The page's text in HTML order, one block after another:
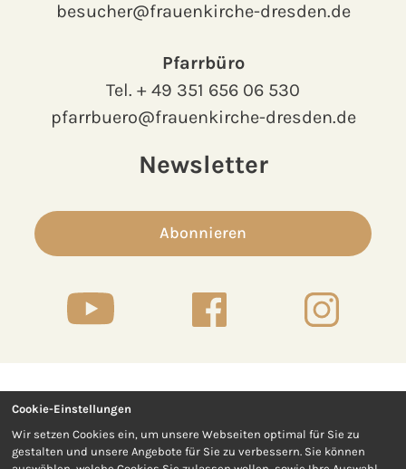
besucher@frauenkirche-dresden.de
Pfarrbüro
Tel. + 49 351 656 06 530
pfarrbuero@frauenkirche-dresden.de
Newsletter
Abonnieren
Kontakt
Impressum Datenschutz
Cookie-Einstellungen
Wir setzen Cookies ein, um unsere Webseiten optimal für Sie zu
gestalten und unsere Angebote für Sie zu verbessern. Sie können